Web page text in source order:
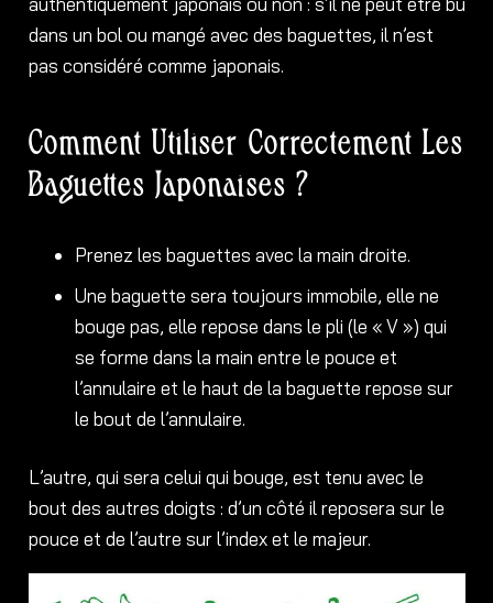
dans un bol ou mangé avec des baguettes, il n’est
pas considéré comme japonais.
Comment Utiliser Correctement Les
Baguettes Japonaises ?
Prenez les baguettes avec la main droite.
Une baguette sera toujours immobile, elle ne
bouge pas, elle repose dans le pli (le « V ») qui
se forme dans la main entre le pouce et
l’annulaire et le haut de la baguette repose sur
le bout de l’annulaire.
L’autre, qui sera celui qui bouge, est tenu avec le
bout des autres doigts : d’un côté il reposera sur le
pouce et de l’autre sur l’index et le majeur.